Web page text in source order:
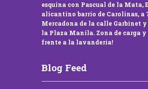
esquina con Pascual de la Mata,
alicantino barrio de Carolinas, a
Mercadona de la calle Garbinet y
la Plaza Manila. Zona de carga y
frente a la lavandería!
Blog Feed